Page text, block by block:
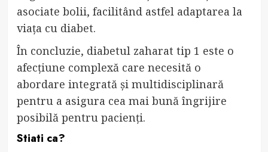
asociate bolii, facilitând astfel adaptarea la
viața cu diabet.
În concluzie, diabetul zaharat tip 1 este o
afecțiune complexă care necesită o
abordare integrată și multidisciplinară
pentru a asigura cea mai bună îngrijire
posibilă pentru pacienți.
Stiati ca?